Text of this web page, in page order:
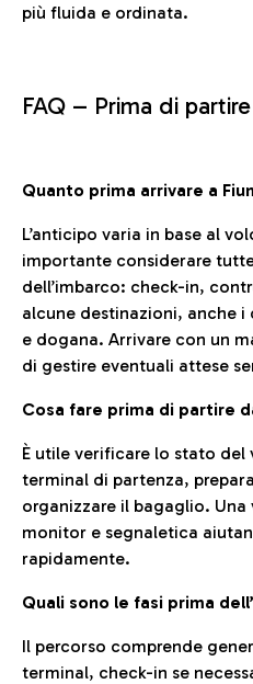
più fluida e ordinata.
FAQ – Prima di
Quanto prima arrivare a
L’anticipo varia in base al
importante considerare
dell’imbarco: check-in,
alcune destinazioni, anche
e dogana. Arrivare con un
di gestire eventuali attese
Cosa fare prima di partire
È utile verificare lo stato
terminal di partenza,
organizzare il bagaglio.
monitor e segnaletica
rapidamente.
Quali sono le fasi prima
Il percorso comprende
terminal, check-in se